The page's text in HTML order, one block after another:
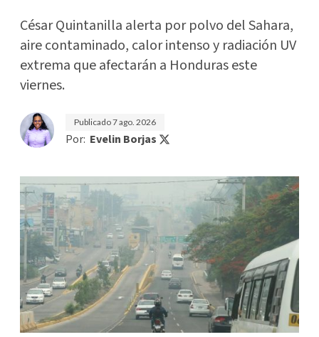
César Quintanilla alerta por polvo del Sahara,
aire contaminado, calor intenso y radiación UV
extrema que afectarán a Honduras este
viernes.
Publicado7 ago. 2026
Por: Evelin Borjas